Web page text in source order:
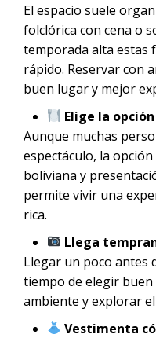
El espacio suele
folclórica con cena o
temporada alta estas
rápido. Reservar con
buen lugar y mejor
Elige la
Aunque muchas
espectáculo, la
boliviana y
permite vivir una
rica.
Llega
Llegar un poco antes
tiempo de elegir
ambiente y explorar
Vestimenta